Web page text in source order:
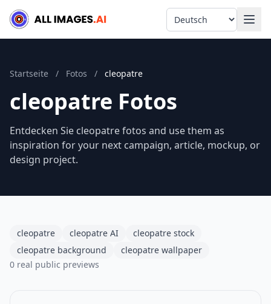
Language
Startseite / Fotos / cleopatre
cleopatre Fotos
Entdecken Sie cleopatre fotos and use them as
inspiration for your next campaign, article, mockup, or
design project.
cleopatre cleopatre AI
cleopatre stock
cleopatre background
cleopatre wallpaper
0 real public previews